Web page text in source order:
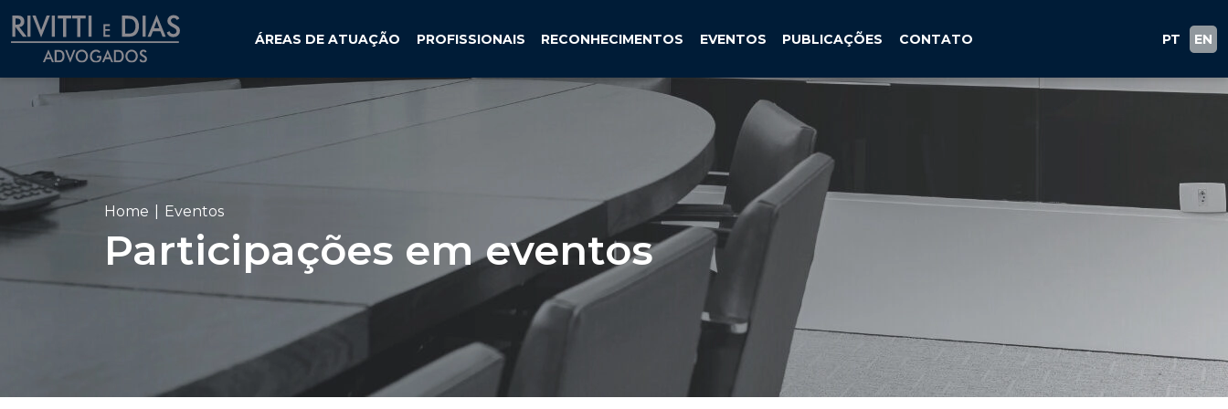
ÁREAS DE ATUAÇÃO PROFISSIONAIS RECONHECIMENTOS EVENTOS PUBLICAÇÕES CONTATO PT EN
Home Eventos
Participações em eventos